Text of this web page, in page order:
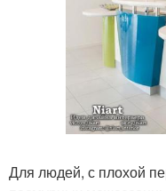
Для людей, с плохой